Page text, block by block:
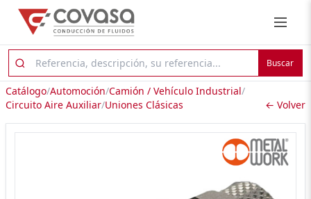
Buscar
Catálogo/Automoción/Camión / Vehículo Industrial/
Circuito Aire Auxiliar/Uniones Clásicas ← Volver